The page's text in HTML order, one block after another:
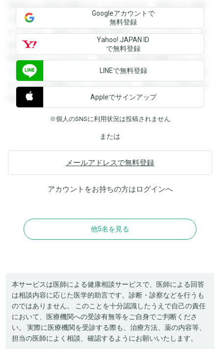
登録すると回答を閲覧することができます。登録すると回答
を閲覧することができます。登録すると回答を閲覧すること
ができます。登録すると回答を閲覧することができます。登
録すると回答を閲覧することができます。登録すると回答を
閲覧することができます。登録すると回答を閲覧することが
できます。登録すると回答を閲覧することができます。登録
すると回答を閲覧することができます。登録すると回答を閲
覧することができます。
Googleアカウントで
無料登録
Yahoo! JAPAN ID
で無料登録
LINEで無料登録
Appleでサインアップ
※個人のSNSに利用状況は投稿されません
または
メールアドレスで無料登録
アカウントをお持ちの方はログインへ
他5名を見る
本サービスは医師による健康相談サービスで、医師による回答
は相談内容に応じた医学的助言です。診断・診察などを行うも
のではありません。 このことを十分認識したうえで自己の責任
において、医療機関への受診有無等をご自身でご判断くださ
い。 実際に医療機関を受診する際も、治療方法、薬の内容等、
担当の医師によく相談、確認するようにお願いいたします。